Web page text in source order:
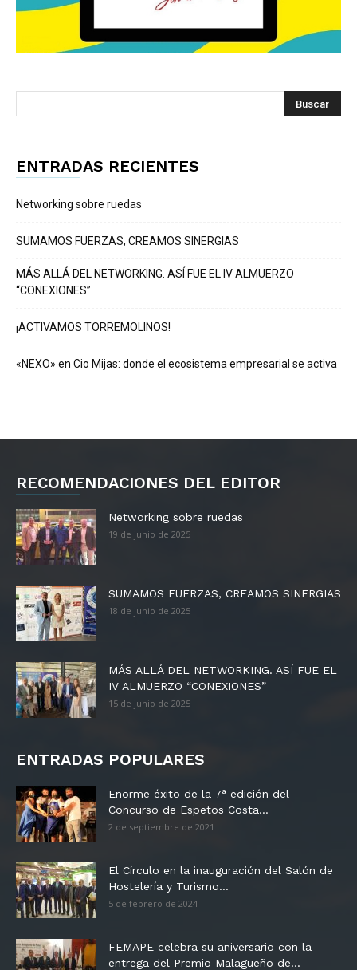
ENTRADAS RECIENTES
Networking sobre ruedas
SUMAMOS FUERZAS, CREAMOS SINERGIAS
MÁS ALLÁ DEL NETWORKING. ASÍ FUE EL IV ALMUERZO
“CONEXIONES”
¡ACTIVAMOS TORREMOLINOS!
«NEXO» en Cio Mijas: donde el ecosistema empresarial se activa
RECOMENDACIONES DEL EDITOR
Networking sobre ruedas
19 de junio de 2025
SUMAMOS FUERZAS, CREAMOS SINERGIAS
18 de junio de 2025
MÁS ALLÁ DEL NETWORKING. ASÍ FUE EL
IV ALMUERZO “CONEXIONES”
15 de junio de 2025
ENTRADAS POPULARES
Enorme éxito de la 7ª edición del
Concurso de Espetos Costa...
2 de septiembre de 2021
El Círculo en la inauguración del Salón de
Hostelería y Turismo...
5 de febrero de 2024
FEMAPE celebra su aniversario con la
entrega del Premio Malagueño de...